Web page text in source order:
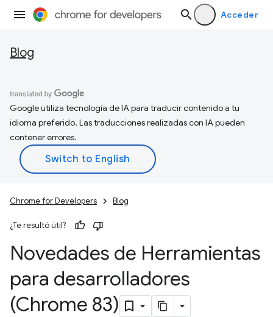
Acceder
Blog
Google utiliza tecnología de IA para traducir contenido a tu
idioma preferido. Las traducciones realizadas con IA pueden
contener errores.
Chrome for Developers Blog
¿Te resultó útil?
Novedades de Herramientas
para desarrolladores
(Chrome 83)